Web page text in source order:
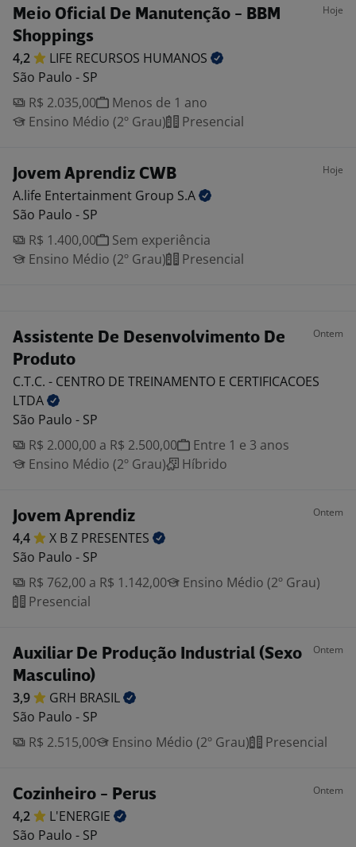
Meio Oficial De Manutenção - BBM
Shoppings
Hoje
4,2 LIFE RECURSOS HUMANOS
São Paulo - SP
R$ 2.035,00
Menos de 1 ano
Ensino Médio (2º Grau)
Presencial
Jovem Aprendiz CWB Hoje
A.life Entertainment Group S.A
São Paulo - SP
R$ 1.400,00
Sem experiência
Ensino Médio (2º Grau)
Presencial
Assistente De Desenvolvimento De
Produto
Ontem
C.T.C. - CENTRO DE TREINAMENTO E CERTIFICACOES
LTDA
São Paulo - SP
R$ 2.000,00 a R$ 2.500,00
Entre 1 e 3 anos
Ensino Médio (2º Grau)
Híbrido
Jovem Aprendiz Ontem
4,4 X B Z PRESENTES
São Paulo - SP
R$ 762,00 a R$ 1.142,00
Ensino Médio (2º Grau)
Presencial
Auxiliar De Produção Industrial (Sexo
Masculino)
Ontem
3,9 GRH BRASIL
São Paulo - SP
R$ 2.515,00
Ensino Médio (2º Grau) Presencial
Cozinheiro - Perus Ontem
4,2
L'ENERGIE
São Paulo - SP